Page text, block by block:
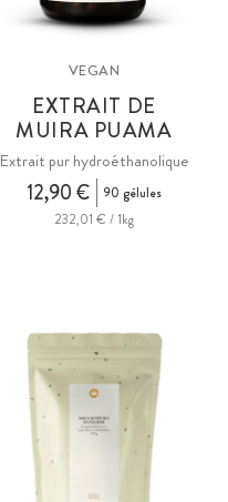
VEGAN
EXTRAIT DE
MUIRA PUAMA
Extrait pur hydroéthanolique
12,90 €
90 gélules
232,01 € / 1kg